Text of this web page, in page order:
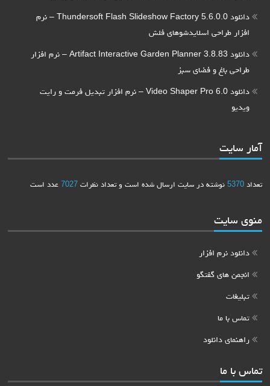
دانلود Thundersoft Flash Slideshow Factory 5.6.0.0 – نرم
افزار طراحی اسلایدشوهای فلش
دانلود Artifact Interactive Garden Planner 3.8.83 – نرم افزار
طراحی باغ و فضای سبز
دانلود Video Shaper Pro 6.0 – نرم افزار تبدیل فرمت و رایت
ویدیو
آمار سایت
تعداد5370 نوشته در سایت ارسال شده است و تعداد نظرات7027 عدد است
منوی سایت
دانلود نرم افزار
انجمن های گفتگو
تبلیغات
تماس با ما
راهنمای دانلود
تماس با ما